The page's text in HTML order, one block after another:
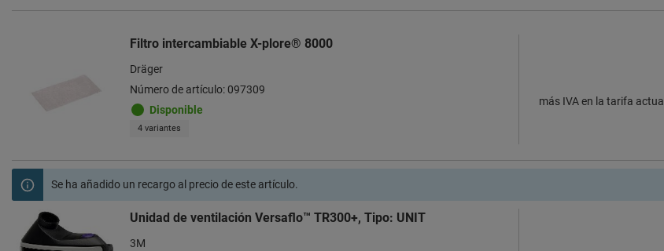
Filtro intercambiable X-plore® 8000
Dräger
Número de artículo: 097309
Disponible
4 variantes
más IVA en la tarifa actual
Se ha añadido un recargo al precio de este artículo.
Unidad de ventilación Versaflo™ TR300+, Tipo: UNIT
3M